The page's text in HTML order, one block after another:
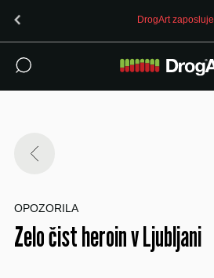
DrogArt zaposluje
OPOZORILA
Zelo čist heroin v Ljubljani